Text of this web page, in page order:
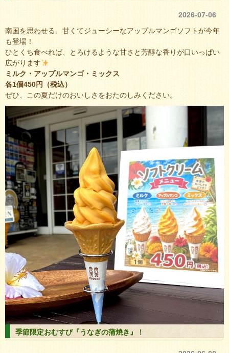
2026-07-06
南国を思わせる、甘くてジューシーなアップルマンゴソフトが今年
も登場！
ひとくち食べれば、とろけるような甘さと芳醇な香りが口いっぱい
広がります
ミルク・アップルマンゴ・ミックス
各1個450円（税込）
ぜひ、この夏だけのおいしさをおたのしみください。
季節限定おむすび『うなぎの蒲焼き』！